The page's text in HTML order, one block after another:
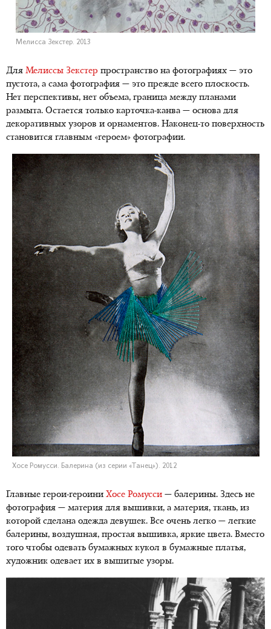
Мелисса Зекстер. 2013
Для Мелиссы Зекстер пространство на фотографиях — это
пустота, а сама фотография — это прежде всего плоскость.
Нет перспективы, нет объема, граница между планами
размыта. Остается только карточка-канва — основа для
декоративных узоров и орнаментов. Наконец-то поверхность
становится главным «героем» фотографии.
Хосе Ромусси. Балерина (из серии «Танец»). 2012
Главные герои-героини Хосе Ромусси — балерины. Здесь не
фотография — материя для вышивки, а материя, ткань, из
которой сделана одежда девушек. Все очень легко — легкие
балерины, воздушная, простая вышивка, яркие цвета. Вместо
того чтобы одевать бумажных кукол в бумажные платья,
художник одевает их в вышитые узоры.